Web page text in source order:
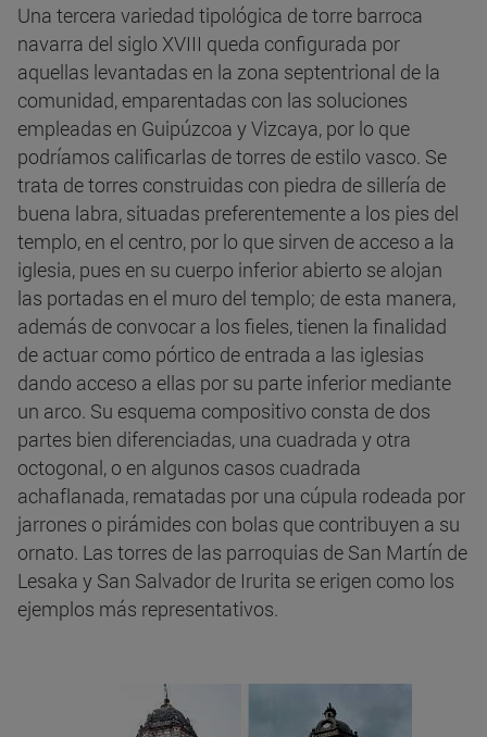
Una tercera variedad tipológica de torre barroca
navarra del siglo XVIII queda configurada por
aquellas levantadas en la zona septentrional de la
comunidad, emparentadas con las soluciones
empleadas en Guipúzcoa y Vizcaya, por lo que
podríamos calificarlas de torres de estilo vasco. Se
trata de torres construidas con piedra de sillería de
buena labra, situadas preferentemente a los pies del
templo, en el centro, por lo que sirven de acceso a la
iglesia, pues en su cuerpo inferior abierto se alojan
las portadas en el muro del templo; de esta manera,
además de convocar a los fieles, tienen la finalidad
de actuar como pórtico de entrada a las iglesias
dando acceso a ellas por su parte inferior mediante
un arco. Su esquema compositivo consta de dos
partes bien diferenciadas, una cuadrada y otra
octogonal, o en algunos casos cuadrada
achaflanada, rematadas por una cúpula rodeada por
jarrones o pirámides con bolas que contribuyen a su
ornato. Las torres de las parroquias de San Martín de
Lesaka y San Salvador de Irurita se erigen como los
ejemplos más representativos.